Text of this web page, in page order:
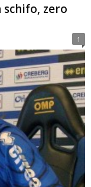
schifo, zero
1